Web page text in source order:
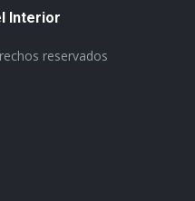
Interior
reservados